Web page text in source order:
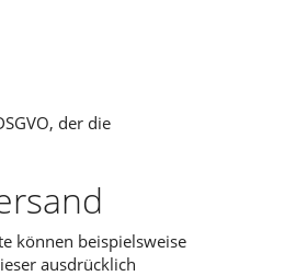
der die
können beispielsweise
ausdrücklich